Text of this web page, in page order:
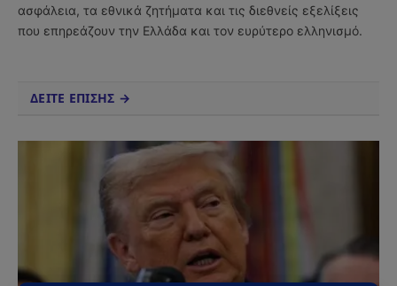
ασφάλεια, τα εθνικά ζητήματα και τις διεθνείς εξελίξεις
που επηρεάζουν την Ελλάδα και τον ευρύτερο ελληνισμό.
ΔΕΙΤΕ ΕΠΙΣΗΣ →